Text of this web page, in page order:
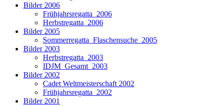
Bilder 2006
Frühjahrsregatta_2006
Herbstregatta_2006
Bilder 2005
Sommerregatta_Flaschensuche_2005
Bilder 2003
Herbstregatta_2003
IDJM_Gesamt_2003
Bilder 2002
Cadet Weltmeisterschaft 2002
Frühjahrsregatta_2002
Bilder 2001